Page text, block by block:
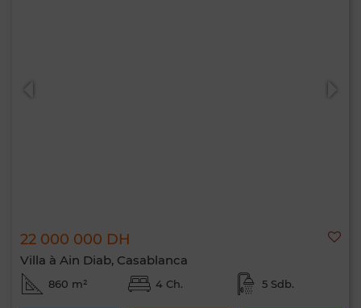
22 000 000 DH
Villa à Ain Diab, Casablanca
860 m² 4 Ch. 5 Sdb.